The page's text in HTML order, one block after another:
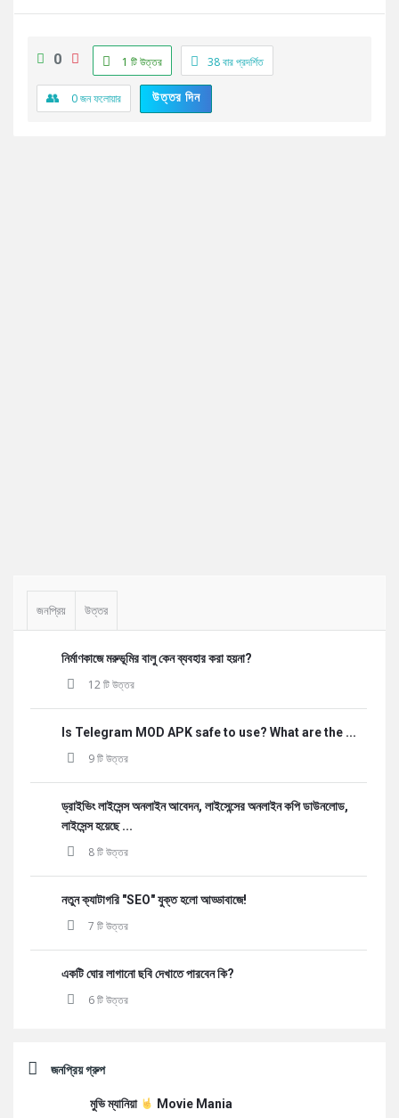
0 1 টি উত্তর 38বার প্রদর্শিত
0জন ফলোয়ার উত্তর দিন
Sidebar
জনপ্রিয় উত্তর
নির্মাণকাজে মরুভূমির বালু কেন ব্যবহার করা হয়না?
12 টি উত্তর
Is Telegram MOD APK safe to use? What are the ...
9 টি উত্তর
ড্রাইভিং লাইসেন্স অনলাইন আবেদন, লাইসেন্সের অনলাইন কপি ডাউনলোড,
লাইসেন্স হয়েছে ...
8 টি উত্তর
নতুন ক্যাটাগরি "SEO" যুক্ত হলো আড্ডাবাজে!
7 টি উত্তর
একটি ঘোর লাগানো ছবি দেখাতে পারবেন কি?
6 টি উত্তর
জনপ্রিয় গ্রুপ
মুভি ম্যানিয়া Movie Mania